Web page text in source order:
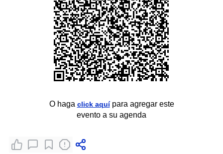
O haga click aquípara agregar este
evento a su agenda